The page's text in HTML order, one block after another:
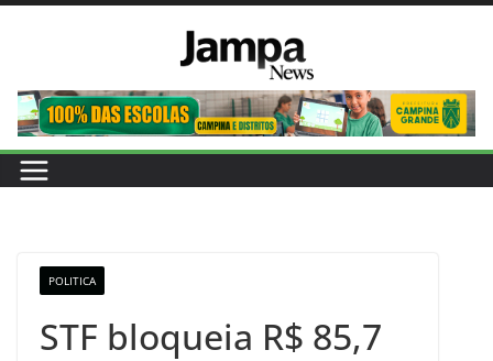
conteúdo
POLITICA
STF bloqueia R$ 85,7